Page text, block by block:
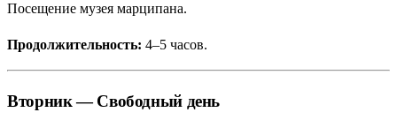
Посещение музея марципана.
Продолжительность: 4–5 часов.
Вторник — Свободный день